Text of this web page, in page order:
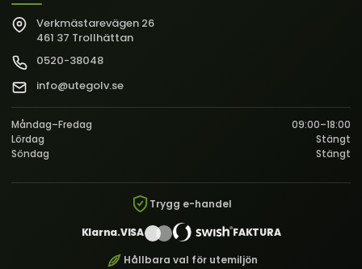
Verkmästarevägen 26
461 37 Trollhättan
0520-38048
info@utegolv.se
Måndag–Fredag
09:00–18:00
Lördag
Stängt
Söndag
Stängt
Trygg e-handel
Klarna.VISA FAKTURA
Hållbara val för utemiljön